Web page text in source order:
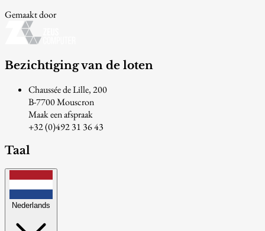
Gemaakt door
Bezichtiging van de loten
Chaussée de Lille, 200
B-7700 Mouscron
Maak een afspraak
+32 (0)492 31 36 43
Taal
Nederlands